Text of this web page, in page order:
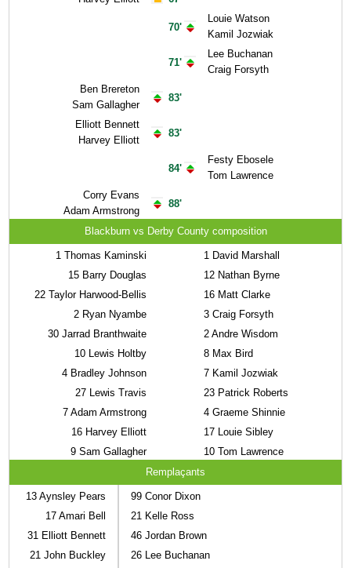
Ben Brereton
Sam Gallagher
Elliott Bennett
Harvey Elliott
Corry Evans
Adam Armstrong
70'
71'
83'
83'
84'
88'
Louie Watson
Kamil Jozwiak
Lee Buchanan
Craig Forsyth
Festy Ebosele
Tom Lawrence
Blackburn vs Derby County composition
1 Thomas Kaminski
15 Barry Douglas
22 Taylor Harwood-Bellis
2 Ryan Nyambe
30 Jarrad Branthwaite
10 Lewis Holtby
4 Bradley Johnson
27 Lewis Travis
7 Adam Armstrong
16 Harvey Elliott
9 Sam Gallagher
1 David Marshall
12 Nathan Byrne
16 Matt Clarke
3 Craig Forsyth
2 Andre Wisdom
8 Max Bird
7 Kamil Jozwiak
23 Patrick Roberts
4 Graeme Shinnie
17 Louie Sibley
10 Tom Lawrence
Remplaçants
13 Aynsley Pears
17 Amari Bell
31 Elliott Bennett
21 John Buckley
99 Conor Dixon
21 Kelle Ross
46 Jordan Brown
26 Lee Buchanan